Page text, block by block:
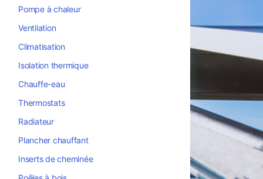
Pompe à chaleur
Ventilation
Climatisation
Isolation thermique
Chauffe-eau
Thermostats
Radiateur
Plancher chauffant
Inserts de cheminée